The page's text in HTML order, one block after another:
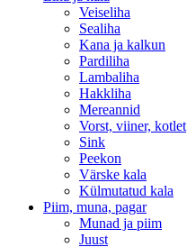
Veiseliha
Sealiha
Kana ja kalkun
Pardiliha
Lambaliha
Hakkliha
Mereannid
Vorst, viiner, kotlet
Sink
Peekon
Värske kala
Külmutatud kala
Piim, muna, pagar
Munad ja piim
Juust